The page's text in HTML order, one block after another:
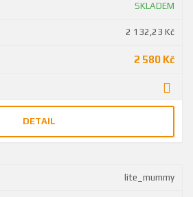
SKLADEM
2 132,23 Kč
2 580 Kč
DETAIL
lite_mummy